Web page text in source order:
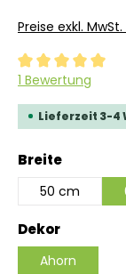
Preise exkl.
1 Bewertung
Lieferzeit 3-4
Breite
50 cm
Dekor
Ahorn